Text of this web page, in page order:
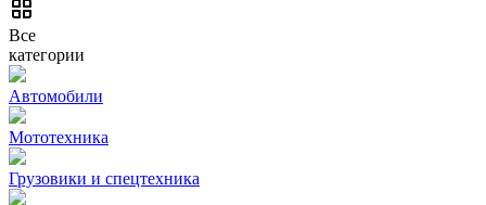
Все
категории
Автомобили
Мототехника
Грузовики и спецтехника